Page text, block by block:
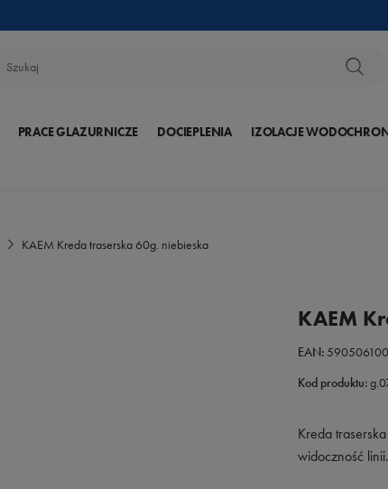
PRACE GLAZURNICZE DOCIEPLENIA IZOLACJE
KAEM Kreda traserska 60g. niebieska
KAEM
EAN:
Kod produktu:
Kreda
widoczność